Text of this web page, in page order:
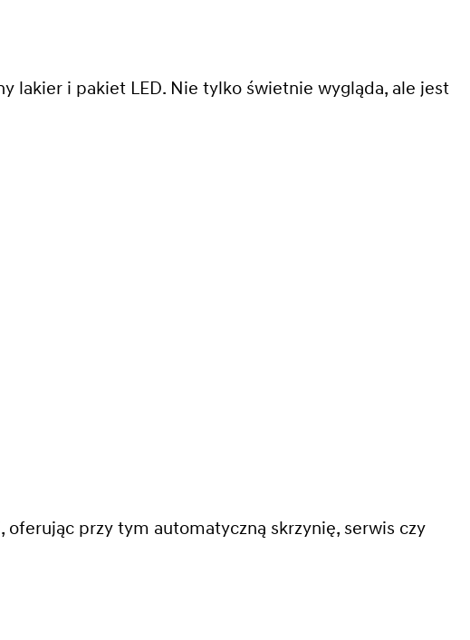
lakier i pakiet LED. Nie tylko świetnie wygląda, ale jest
przy tym automatyczną skrzynię, serwis czy